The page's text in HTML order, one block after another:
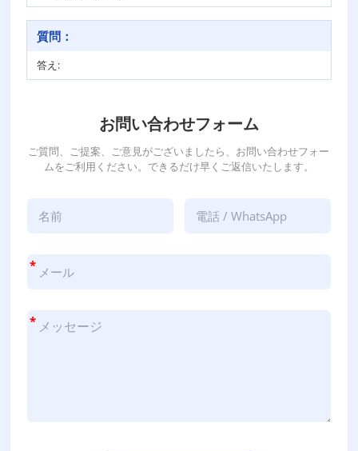
質問：
答え:
お問い合わせフォーム
ご質問、ご提案、ご意見がございましたら、お問い合わせフォー
ムをご利用ください。できるだけ早くご返信いたします。
*
*